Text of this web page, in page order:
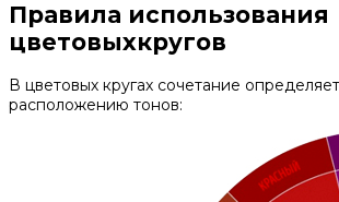
Правила использования
цветовыхкругов
В цветовых кругах сочетание
расположению тонов: